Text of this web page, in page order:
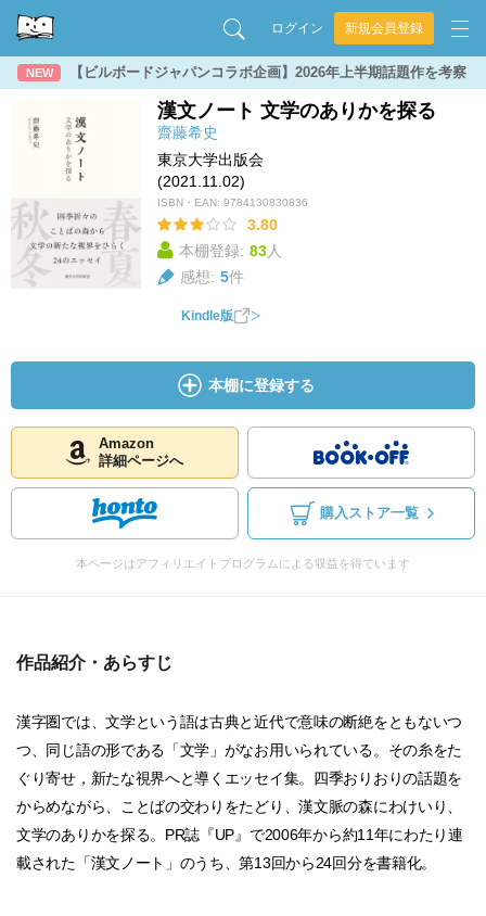
ログイン 新規会員登録
NEW 【ビルボードジャパンコラボ企画】2026年上半期話題作を考察
漢文ノート 文学のありかを探る
齋藤希史
東京大学出版会
(2021.11.02)
ISBN・EAN: 9784130830836
3.80
本棚登録: 83人
感想: 5件
Kindle版
本棚に登録する
Amazon
詳細ページへ
購入ストア一覧
本ページはアフィリエイトプログラムによる収益を得ています
作品紹介・あらすじ
漢字圏では、文学という語は古典と近代で意味の断絶をともないつ
つ、同じ語の形である「文学」がなお用いられている。その糸をた
ぐり寄せ，新たな視界へと導くエッセイ集。四季おりおりの話題を
からめながら、ことばの交わりをたどり、漢文脈の森にわけいり、
文学のありかを探る。PR誌『UP』で2006年から約11年にわたり連
載された「漢文ノート」のうち、第13回から24回分を書籍化。